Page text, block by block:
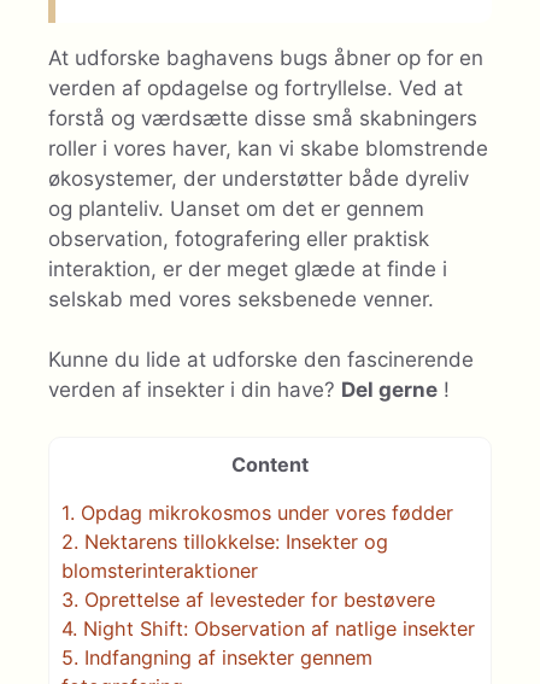
At udforske baghavens bugs åbner op for en
verden af opdagelse og fortryllelse. Ved at
forstå og værdsætte disse små skabningers
roller i vores haver, kan vi skabe blomstrende
økosystemer, der understøtter både dyreliv
og planteliv. Uanset om det er gennem
observation, fotografering eller praktisk
interaktion, er der meget glæde at finde i
selskab med vores seksbenede venner.
Kunne du lide at udforske den fascinerende
verden af insekter i din have? Del gerne !
Content
1. Opdag mikrokosmos under vores fødder
2. Nektarens tillokkelse: Insekter og
blomsterinteraktioner
3. Oprettelse af levesteder for bestøvere
4. Night Shift: Observation af natlige insekter
5. Indfangning af insekter gennem